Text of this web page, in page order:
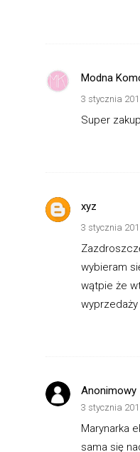
Modna
3 stycznia
Super
xyz
3 stycznia
wybieram
wątpie że
wyprzedaży
Anonimowy
3 stycznia
Marynarka
sama się